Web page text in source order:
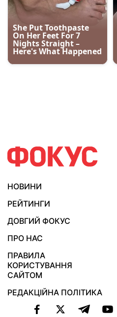
НОВИНИ
РЕЙТИНГИ
ДОВГИЙ ФОКУС
ПРО НАС
ПРАВИЛА
КОРИСТУВАННЯ
САЙТОМ
РЕДАКЦІЙНА ПОЛІТИКА